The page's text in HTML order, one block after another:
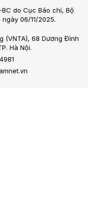
do Cục Báo chí, Bộ
06/11/2025.
(VNTA), 68 Dương Đình
Hà Nội.